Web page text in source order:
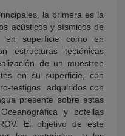
la primera es la
acústicos y sísmicos de
en superficie como en
estructuras tectónicas
de un muestreo
en su superficie, con
testigos adquiridos con
presente sobre estas
y botellas
El objetivo de este